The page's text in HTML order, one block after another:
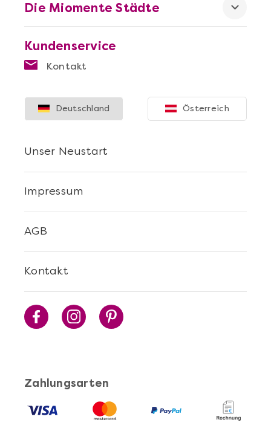
Kundenservice
Kontakt
Die Miomente Städte
Zahlungsarten
Kontakt
AGB
Impressum
Unser Neustart
Deutschland Österreich